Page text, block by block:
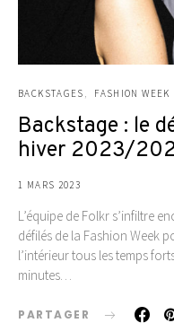
BACKSTAGES FASHION WEEK
Backstage : le
hiver 2023/
1 MARS 2023
L’équipe de Folkr s’infiltre
défilés de la Fashion Week
l’intérieur tous les temps
minutes…
PARTAGER